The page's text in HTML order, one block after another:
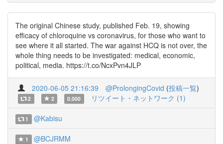
The original Chinese study, published Feb. 19, showing
efficacy of chloroquine vs coronavirus, for those who want to
see where it all started. The war against HCQ is not over, the
whole thing needs to be investigated: medical, economic,
political, media. https://t.co/NcxPvn4JLP
2020-06-05 21:16:39 @ProlongingCovid (投稿一覧)
2 2 0.000 リツイート・ネットワーク (1)
1 @Kabisu
1 @BCJRMM